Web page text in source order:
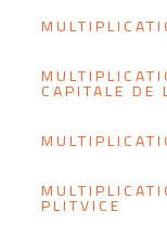
CAPITALE DE
PLITVICE